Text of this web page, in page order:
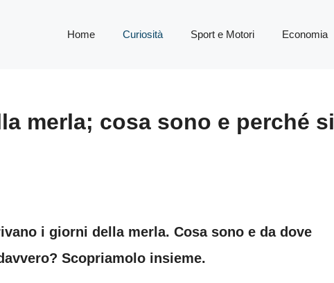
Home Curiosità Sport e Motori Economia
merla; cosa sono e perché si
i giorni della merla. Cosa sono e da dove
Scopriamolo insieme.